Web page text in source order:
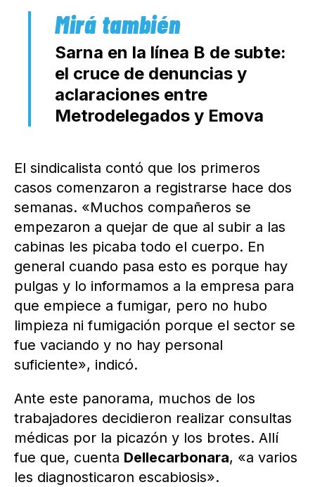
Sarna en la línea B de subte:
el cruce de denuncias y
aclaraciones entre
Metrodelegados y Emova
El sindicalista contó que los primeros
casos comenzaron a registrarse hace dos
semanas. «Muchos compañeros se
empezaron a quejar de que al subir a las
cabinas les picaba todo el cuerpo. En
general cuando pasa esto es porque hay
pulgas y lo informamos a la empresa para
que empiece a fumigar, pero no hubo
limpieza ni fumigación porque el sector se
fue vaciando y no hay personal
suficiente», indicó.
Ante este panorama, muchos de los
trabajadores decidieron realizar consultas
médicas por la picazón y los brotes. Allí
fue que, cuenta Dellecarbonara, «a varios
les diagnosticaron escabiosis».